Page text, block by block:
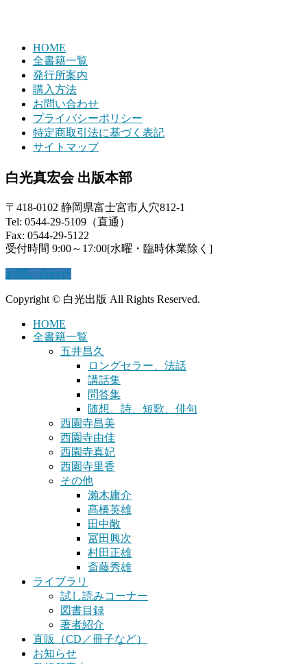
HOME
全書籍一覧
発行所案内
購入方法
お問い合わせ
プライバシーポリシー
特定商取引法に基づく表記
サイトマップ
白光真宏会 出版本部
〒418-0102 静岡県富士宮市人穴812-1
Tel: 0544-29-5109（直通）
Fax: 0544-29-5122
受付時間 9:00～17:00[水曜・臨時休業除く]
お問い合わせ
Copyright © 白光出版 All Rights Reserved.
HOME
全書籍一覧
五井昌久
ロングセラー、法話
講話集
問答集
随想、詩、短歌、俳句
西園寺昌美
西園寺由佳
西園寺真妃
西園寺里香
その他
瀨木庸介
髙橋英雄
田中敞
冨田興次
村田正雄
斎藤秀雄
ライブラリ
試し読みコーナー
図書目録
著者紹介
直販（CD／冊子など）
お知らせ